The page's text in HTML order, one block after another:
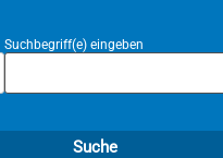
Suchbegriff(e) eingeben
Suche